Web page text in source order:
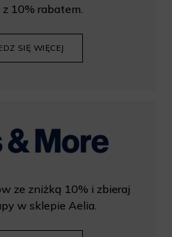
10% rabatem.
SIĘ WIĘCEJ
ze zniżką 10% i zbieraj
w sklepie Aelia.